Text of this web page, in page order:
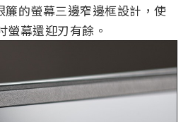
的螢幕三邊窄邊框設計，使
螢幕還迎刃有餘。